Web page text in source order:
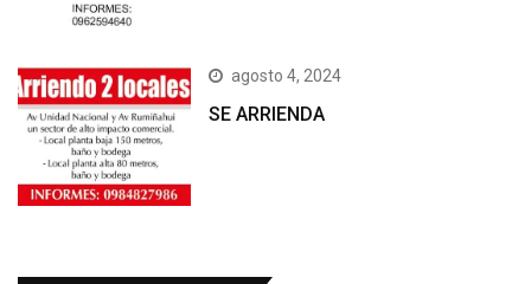
agosto 4, 2024
SE ARRIENDA